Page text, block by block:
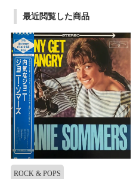
最近閲覧した商品
ROCK & POPS